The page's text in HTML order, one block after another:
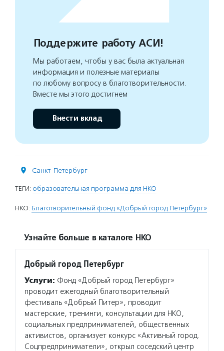
Поддержите работу АСИ!
Мы работаем, чтобы у вас была актуальная
информация и полезные материалы
по любому вопросу в благотворительности.
Вместе мы этого достигнем
Внести вклад
Санкт-Петербург
ТЕГИ: образовательная программа для НКО
НКО: Благотворительный фонд «Добрый город Петербург»
Узнайте больше в каталоге НКО
Добрый город Петербург
Услуги: Фонд «Добрый город Петербург»
проводит ежегодный благотворительный
фестиваль «Добрый Питер», проводит
мастерские, тренинги, консультации для НКО,
социальных предпринимателей, общественных
активистов, организует конкурс «Активный город.
Соцпредприниматели», открыл соседский центр